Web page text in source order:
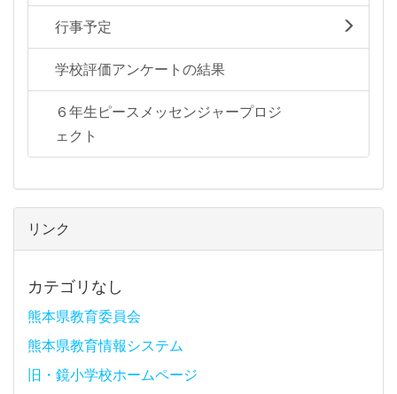
行事予定
学校評価アンケートの結果
６年生ピースメッセンジャープロジ
ェクト
リンク
カテゴリなし
熊本県教育委員会
熊本県教育情報システム
旧・鏡小学校ホームページ